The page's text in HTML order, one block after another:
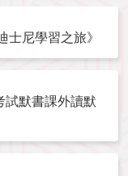
士尼學習之旅》
試默書課外讀默